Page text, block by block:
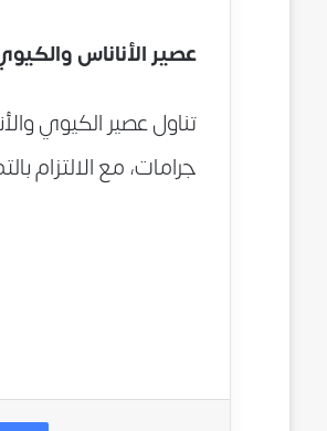
عصير الأناناس
جرامات، مع الالتزام